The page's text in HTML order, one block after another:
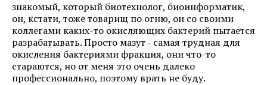
знакомый, который биотехнолог, биоинформатик,
он, кстати, тоже товарищ по огню, он со своими
коллегами каких-то окисляющих бактерий пытается
разрабатывать. Просто мазут - самая трудная для
окисления бактериями фракция, они что-то
стараются, но от меня это очень далеко
профессионально, поэтому врать не буду.